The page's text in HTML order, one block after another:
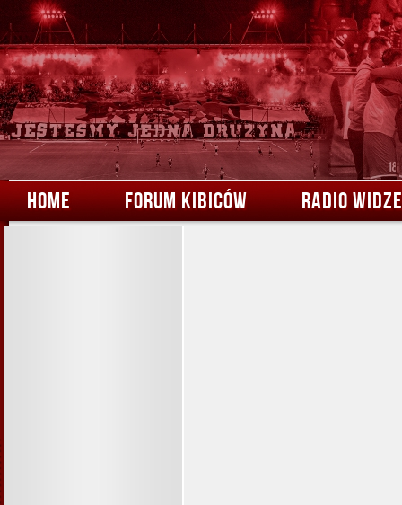
HOME FORUM KIBICÓW RADIO